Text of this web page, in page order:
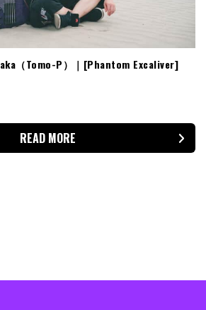
（Tomo-P）｜[Phantom Excaliver]
READ MORE